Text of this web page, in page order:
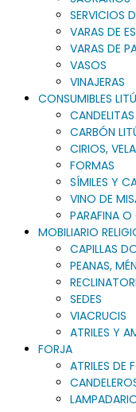
SERVICIOS
VARAS DE
VARAS DE
VASOS
VINAJERAS
CONSUMIBLES
CARBÓN
CIRIOS,
FORMAS
SÍMILES Y
VINO DE
PARAFINA
MOBILIARIO
CAPILLAS
PEANAS,
SEDES
VIACRUCIS
ATRILES Y
FORJA
ATRILES DE